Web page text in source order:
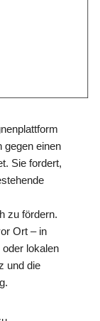
gegen einen
Sie fordert,
zu fördern.
Ort – in
lokalen
und die